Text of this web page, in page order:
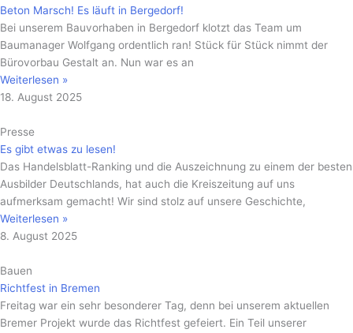
Beton Marsch! Es läuft in Bergedorf!
Bei unserem Bauvorhaben in Bergedorf klotzt das Team um
Baumanager Wolfgang ordentlich ran! Stück für Stück nimmt der
Bürovorbau Gestalt an. Nun war es an
Weiterlesen »
18. August 2025
Presse
Es gibt etwas zu lesen!
Das Handelsblatt-Ranking und die Auszeichnung zu einem der besten
Ausbilder Deutschlands, hat auch die Kreiszeitung auf uns
aufmerksam gemacht! Wir sind stolz auf unsere Geschichte,
Weiterlesen »
8. August 2025
Bauen
Richtfest in Bremen
Freitag war ein sehr besonderer Tag, denn bei unserem aktuellen
Bremer Projekt wurde das Richtfest gefeiert. Ein Teil unserer